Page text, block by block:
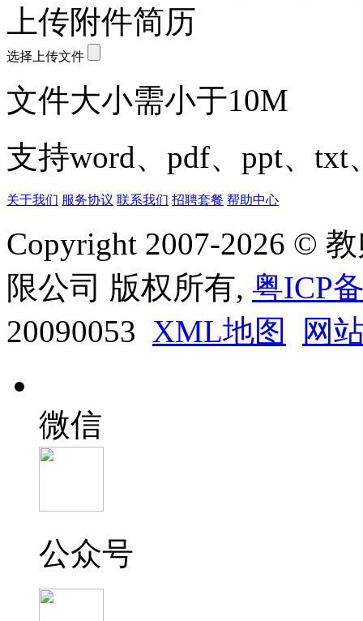
上传附件简历
选择上传文件
文件大小需小于10M
支持word、pdf、ppt、txt
关于我们 服务协议 联系我们 招聘套餐 帮助中心
Copyright 2007-2026 ©
限公司 版权所有, 粤ICP
20090053 XML地图 网
微信
公众号